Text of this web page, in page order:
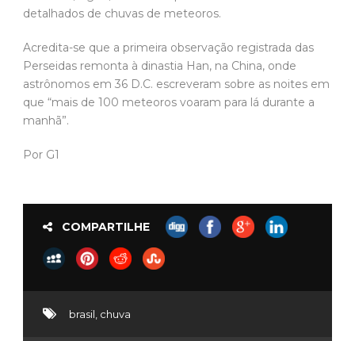
detalhados de chuvas de meteoros.
Acredita-se que a primeira observação registrada das
Perseidas remonta à dinastia Han, na China, onde
astrônomos em 36 D.C. escreveram sobre as noites em
que “mais de 100 meteoros voaram para lá durante a
manhã”.
Por G1
COMPARTILHE
brasil chuva